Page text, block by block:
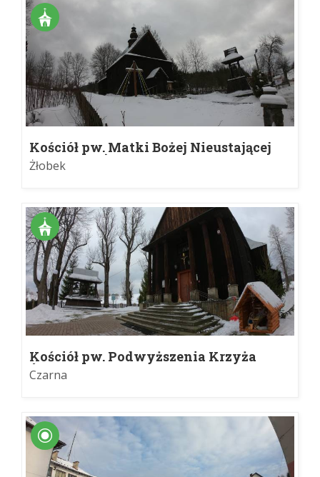
Kościół pw. Matki Bożej Nieustającej
Pomocy w Żłobku
Żłobek
Kościół pw. Podwyższenia Krzyża
Świętego w Czarnej
Czarna